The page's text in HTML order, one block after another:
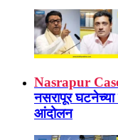
Nasrapur
नसरापूर घटनेच्या
आंदोलन